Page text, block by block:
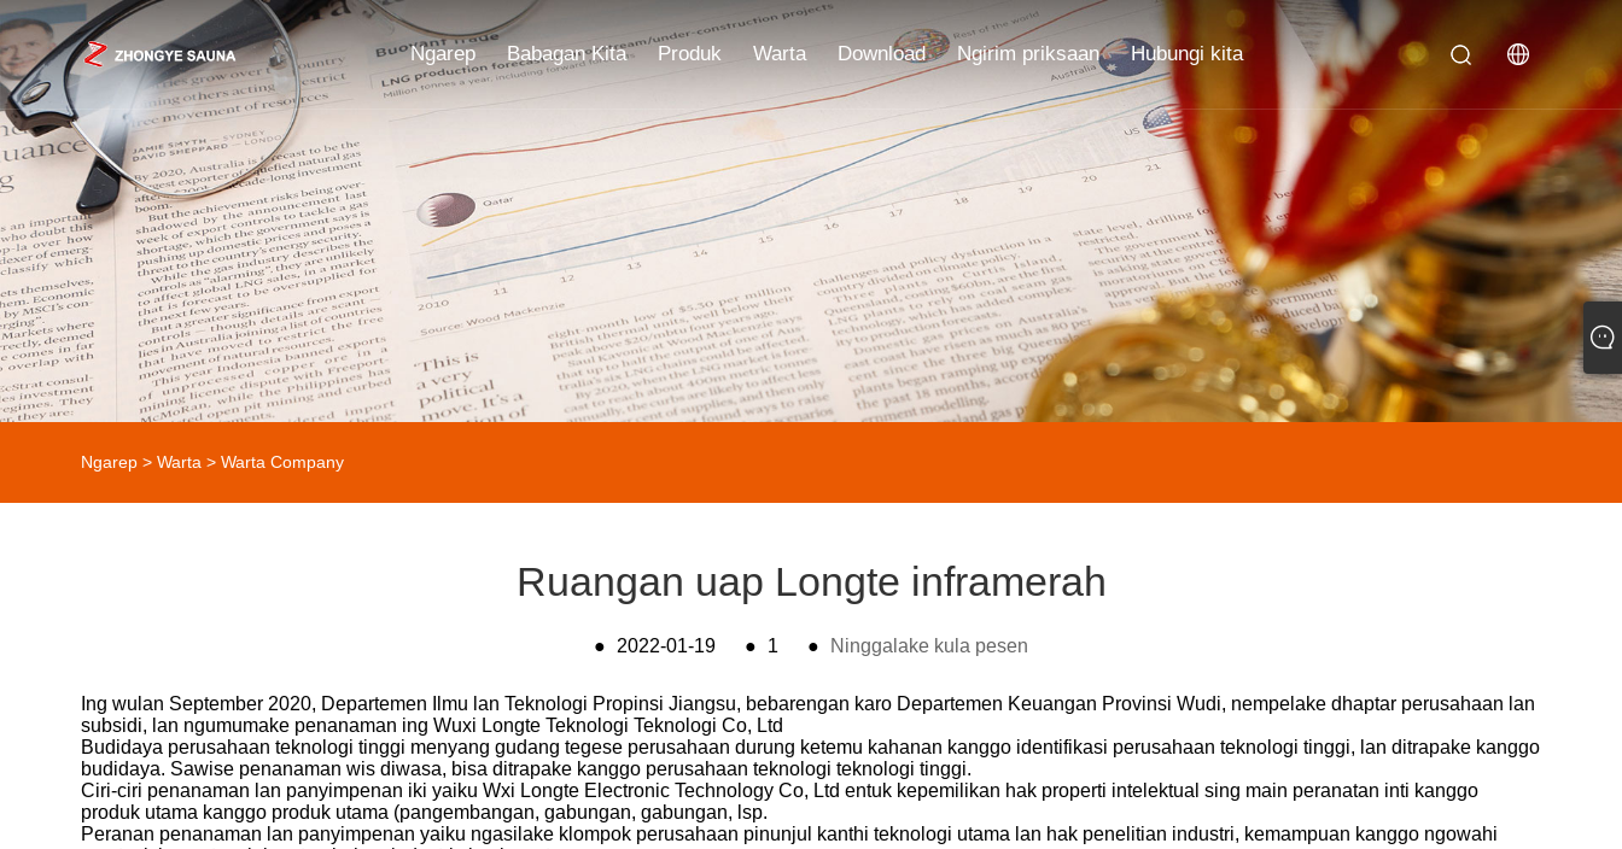
Ngarep Babagan Kita Produk Warta Download Ngirim priksaan Hubungi kita
Ngarep > Warta >Warta Company
Ruangan uap Longte inframerah
● 2022-01-19 ● 1 ● Ninggalake kula pesen
Ing wulan September 2020, Departemen Ilmu lan Teknologi Propinsi Jiangsu, bebarengan karo Departemen Keuangan Provinsi Wudi, nempelake dhaptar perusahaan lan
subsidi, lan ngumumake penanaman ing Wuxi Longte Teknologi Teknologi Co, Ltd
Budidaya perusahaan teknologi tinggi menyang gudang tegese perusahaan durung ketemu kahanan kanggo identifikasi perusahaan teknologi tinggi, lan ditrapake kanggo
budidaya. Sawise penanaman wis diwasa, bisa ditrapake kanggo perusahaan teknologi teknologi tinggi.
Ciri-ciri penanaman lan panyimpenan iki yaiku Wxi Longte Electronic Technology Co, Ltd entuk kepemilikan hak properti intelektual sing main peranatan inti kanggo
produk utama kanggo produk utama (pangembangan, gabungan, gabungan, lsp.
Peranan penanaman lan panyimpenan yaiku ngasilake klompok perusahaan pinunjul kanthi teknologi utama lan hak penelitian industri, kemampuan kanggo ngowahi